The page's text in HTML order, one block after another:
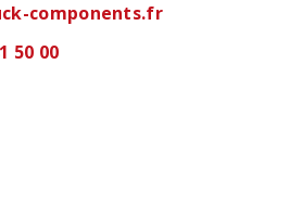
components.fr
50 00